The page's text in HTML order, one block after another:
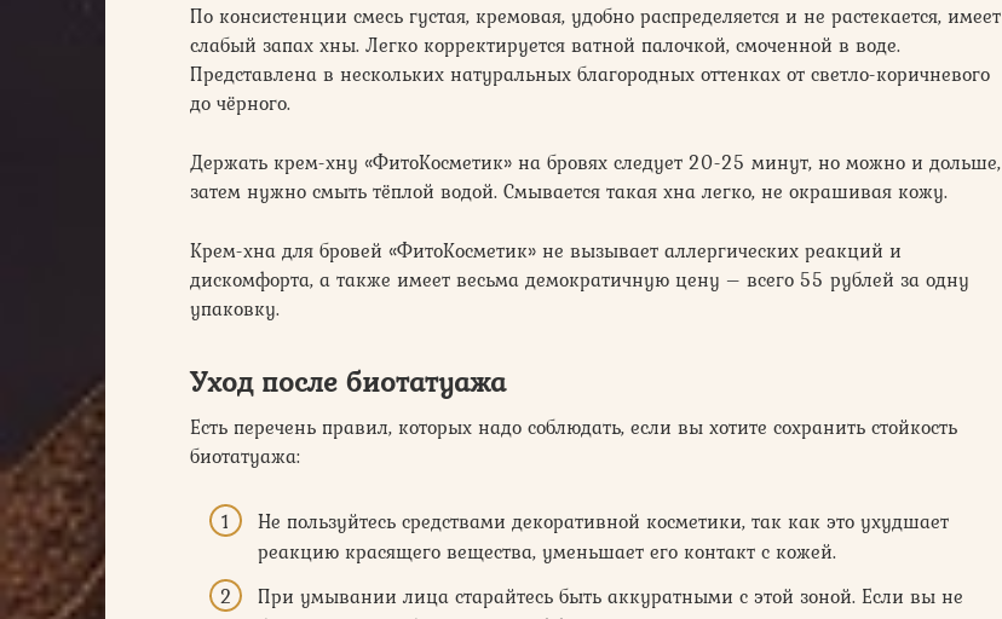
По консистенции смесь густая, кремовая, удобно распределяется и не растекается, имеет
слабый запах хны. Легко корректируется ватной палочкой, смоченной в воде.
Представлена в нескольких натуральных благородных оттенках от светло-коричневого
до чёрного.
Держать крем-хну «ФитоКосметик» на бровях следует 20-25 минут, но можно и дольше,
затем нужно смыть тёплой водой. Смывается такая хна легко, не окрашивая кожу.
Крем-хна для бровей «ФитоКосметик» не вызывает аллергических реакций и
дискомфорта, а также имеет весьма демократичную цену – всего 55 рублей за одну
упаковку.
Уход после биотатуажа
Есть перечень правил, которых надо соблюдать, если вы хотите сохранить стойкость
биотатуажа:
Не пользуйтесь средствами декоративной косметики, так как это ухудшает
реакцию красящего вещества, уменьшает его контакт с кожей.
При умывании лица старайтесь быть аккуратными с этой зоной. Если вы не